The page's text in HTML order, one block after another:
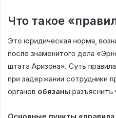
Что такое
Это юридическая норма,
после знаменитого дела
штата Аризона». Суть
при задержании сотрудники
органов обязаны разъяснить